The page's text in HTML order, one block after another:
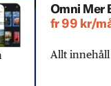
Omni Mer
fr 99 kr/
Allt